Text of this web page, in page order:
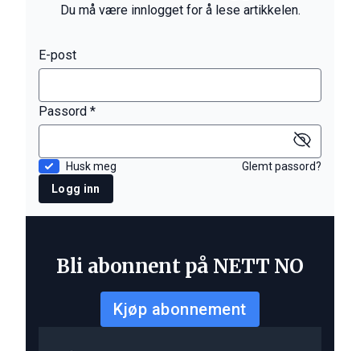
Du må være innlogget for å lese artikkelen.
E-post
Passord *
Husk meg
Glemt passord?
Logg inn
Bli abonnent på NETT NO
Kjøp abonnement